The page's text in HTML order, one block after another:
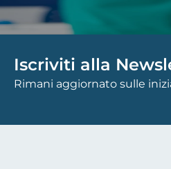
Iscriviti alla
Rimani aggiornato sulle